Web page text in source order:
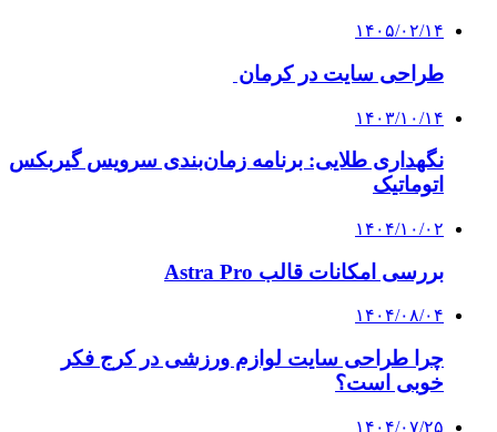
۱۴۰۵/۰۲/۱۴
طراحی سایت در کرمان
۱۴۰۳/۱۰/۱۴
نگهداری طلایی: برنامه زمان‌بندی سرویس گیربکس
اتوماتیک
۱۴۰۴/۱۰/۰۲
بررسی امکانات قالب Astra Pro
۱۴۰۴/۰۸/۰۴
چرا طراحی سایت لوازم ورزشی در کرج فکر
خوبی است؟
۱۴۰۴/۰۷/۲۵